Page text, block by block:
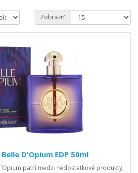
Zobraziť:
D'Opium EDP 50ml
patrí medzi nedostatkové produkty,